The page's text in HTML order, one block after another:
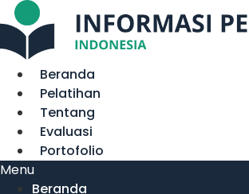
Lewati
ke
konten
Beranda
Pelatihan
Tentang
Evaluasi
Portofolio
Menu
Beranda